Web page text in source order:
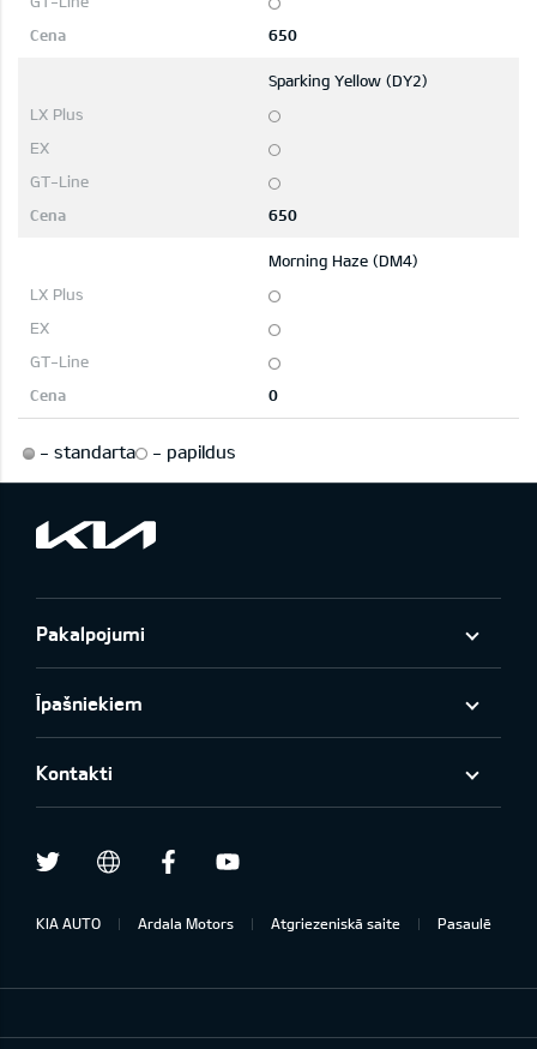
650
Sparking Yellow (DY2)
650
Morning Haze (DM4)
0
- standarta - papildus
Pakalpojumi
Īpašniekiem
Kontakti
Twitter draugiem.lvFacebook
KIA AUTO Ardala Motors Atgriezeniskā saite Pasaulē